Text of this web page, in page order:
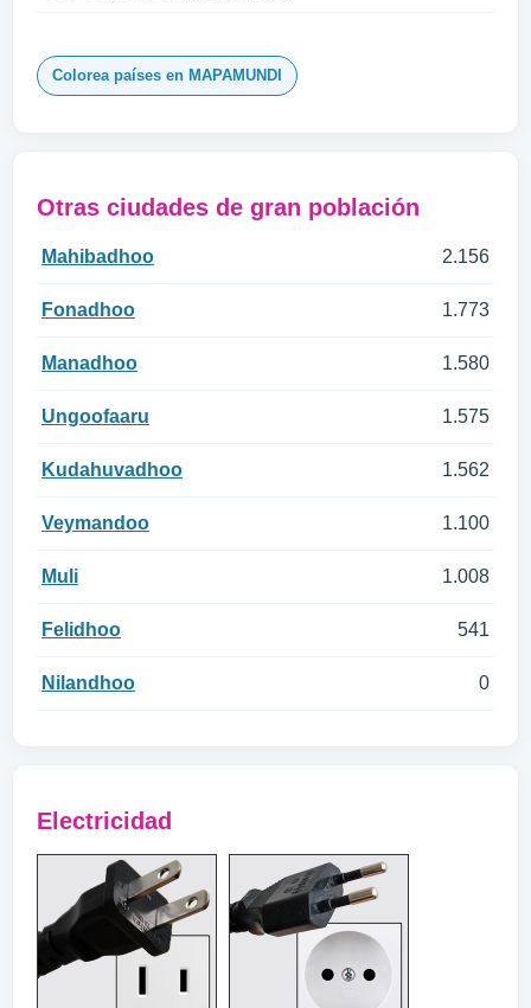
Colorea países en MAPAMUNDI
Otras ciudades de gran población
Mahibadhoo 2.156
Fonadhoo 1.773
Manadhoo 1.580
Ungoofaaru 1.575
Kudahuvadhoo 1.562
Veymandoo 1.100
Muli 1.008
Felidhoo 541
Nilandhoo 0
Electricidad